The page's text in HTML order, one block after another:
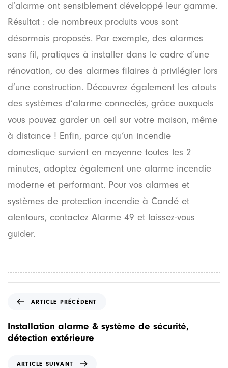
d’alarme ont sensiblement développé leur gamme.
Résultat : de nombreux produits vous sont
désormais proposés. Par exemple, des alarmes
sans fil, pratiques à installer dans le cadre d’une
rénovation, ou des alarmes filaires à privilégier lors
d’une construction. Découvrez également les atouts
des systèmes d’alarme connectés, grâce auxquels
vous pouvez garder un œil sur votre maison, même
à distance ! Enfin, parce qu’un incendie
domestique survient en moyenne toutes les 2
minutes, adoptez également une alarme incendie
moderne et performant. Pour vos alarmes et
systèmes de protection incendie à Candé et
alentours, contactez Alarme 49 et laissez-vous
guider.
t
ARTICLE PRÉCÉDENT
Installation alarme & système de sécurité,
détection extérieure
ARTICLE SUIVANT